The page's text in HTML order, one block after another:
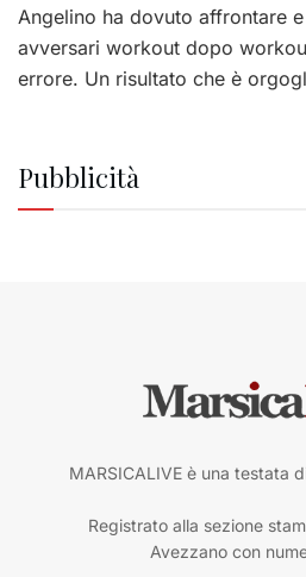
Angelino ha dovuto affrontare
avversari workout dopo
errore. Un risultato che è
Pubblicità
MARSICALIVE è una testata
Registrato alla sezione
Avezzano con